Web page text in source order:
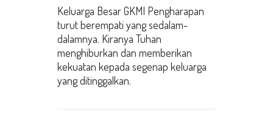
Keluarga Besar GKMI Pengharapan
turut berempati yang sedalam-
dalamnya. Kiranya Tuhan
menghiburkan dan memberikan
kekuatan kepada segenap keluarga
yang ditinggalkan.